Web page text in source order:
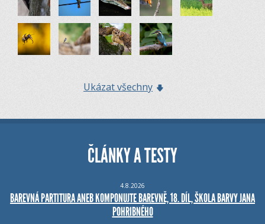
Ukázat všechny
ČLÁNKY A TESTY
4.8.2026
BAREVNÁ PARTITURA ANEB KOMPONUJTE BAREVNĚ, 18. DÍL, ŠKOLA BARVY JANA
POHRIBNÉHO